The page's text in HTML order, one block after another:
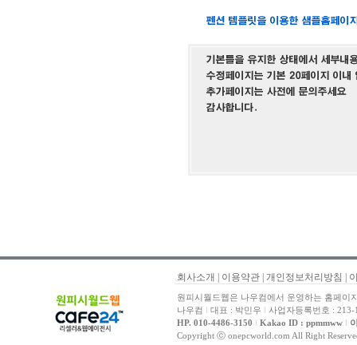
회사소개 이용약관 개인정보처리방침
원피시월드웹은 나우컴에서 운영하는 홈페이
나우컴 l 대표 : 박민우 l 사업자등록번호 :
HP. 010-4486-3150 l Kakao ID : ppmmww l
Copyright ⓒ onepcworld.com All Right